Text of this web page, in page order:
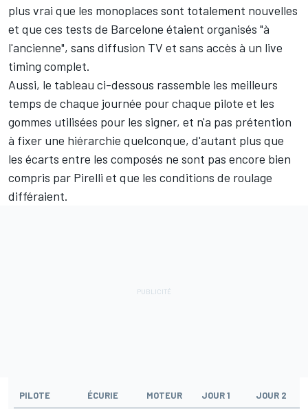
plus vrai que les monoplaces sont totalement nouvelles
et que ces tests de Barcelone étaient organisés "à
l'ancienne", sans diffusion TV et sans accès à un live
timing complet.
Aussi, le tableau ci-dessous rassemble les meilleurs
temps de chaque journée pour chaque pilote et les
gommes utilisées pour les signer, et n'a pas prétention
à fixer une hiérarchie quelconque, d'autant plus que
les écarts entre les composés ne sont pas encore bien
compris par Pirelli et que les conditions de roulage
différaient.
PILOTE ÉCURIE MOTEUR JOUR 1 JOUR 2